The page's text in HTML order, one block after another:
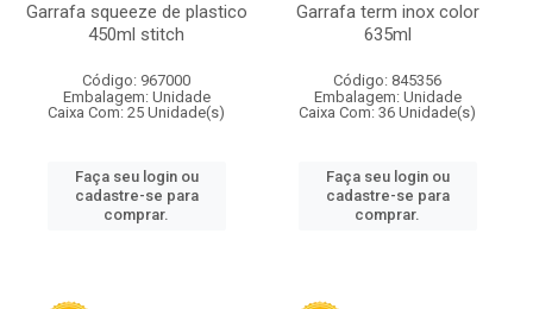
Garrafa squeeze de plastico
450ml stitch
Código: 967000
Embalagem: Unidade
Caixa Com: 25 Unidade(s)
Faça seu login ou
cadastre-se para
comprar.
Garrafa term inox color
635ml
Código: 845356
Embalagem: Unidade
Caixa Com: 36 Unidade(s)
Faça seu login ou
cadastre-se para
comprar.